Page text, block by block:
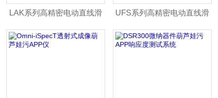
LAK系列高精密电动直线滑
台
UFS系列高精密电动直线滑
台